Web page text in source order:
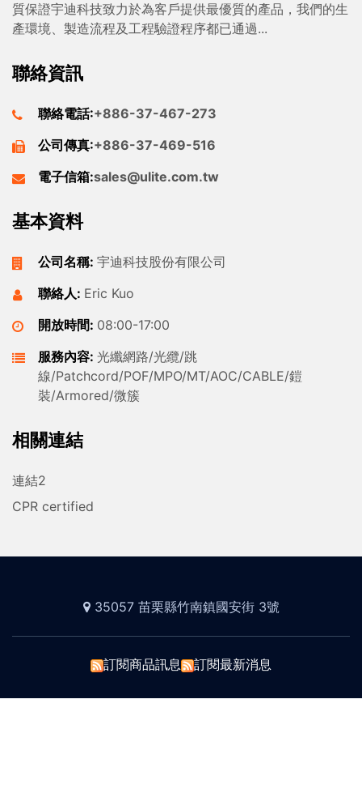
質保證宇迪科技致力於為客戶提供最優質的產品，我們的生
產環境、製造流程及工程驗證程序都已通過...
聯絡資訊
聯絡電話:+886-37-467-273
公司傳真:+886-37-469-516
電子信箱:sales@ulite.com.tw
基本資料
公司名稱: 宇迪科技股份有限公司
聯絡人: Eric Kuo
開放時間: 08:00-17:00
服務內容: 光纖網路/光纜/跳
線/Patchcord/POF/MPO/MT/AOC/CABLE/鎧
裝/Armored/微簇
相關連結
連結2
CPR certified
35057 苗栗縣竹南鎮國安街 3號
訂閱商品訊息 訂閱最新消息